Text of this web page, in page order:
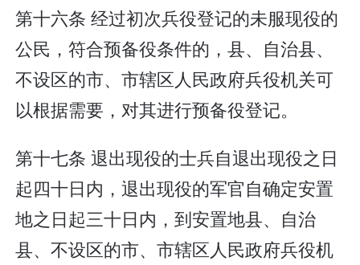
第十六条 经过初次兵役登记的未服现役的
公民，符合预备役条件的，县、自治县、
不设区的市、市辖区人民政府兵役机关可
以根据需要，对其进行预备役登记。
第十七条 退出现役的士兵自退出现役之日
起四十日内，退出现役的军官自确定安置
地之日起三十日内，到安置地县、自治
县、不设区的市、市辖区人民政府兵役机